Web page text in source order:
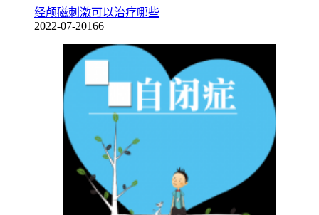
经颅磁刺激可以治疗哪些
2022-07-20166